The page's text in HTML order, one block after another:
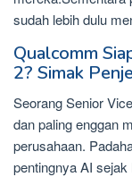
sudah lebih dulu
Qualcomm
2? Simak
Seorang Senior
dan paling enggan
perusahaan.
pentingnya AI